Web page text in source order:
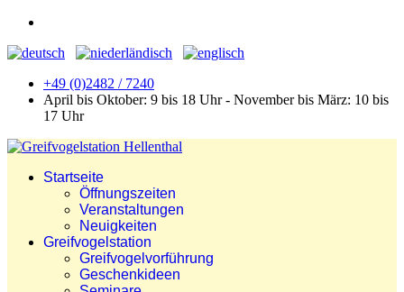
+49 (0)2482 / 7240
April bis Oktober: 9 bis 18 Uhr - November bis März: 10 bis
17 Uhr
Startseite
Öffnungszeiten
Veranstaltungen
Neuigkeiten
Greifvogelstation
Greifvogelvorführung
Geschenkideen